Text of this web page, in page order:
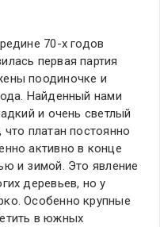
70-х годов
первая партия
поодиночке и
Найденный нами
и очень светлый
платан постоянно
активно в конце
и зимой. Это явление
деревьев, но у
Особенно крупные
в южных